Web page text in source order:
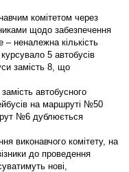
комітетом через
щодо забезпечення
– неналежна кількість
5 автобусів
замість 8, що
автобусного
на маршруті №50
№6 дублюється
виконавчого комітету, на
до проведення
нові,